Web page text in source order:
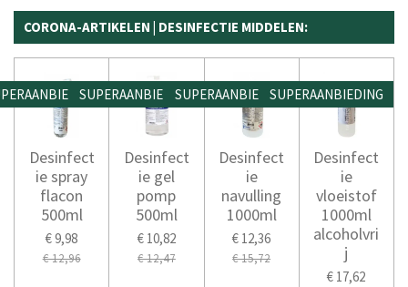
CORONA-ARTIKELEN | DESINFECTIE MIDDELEN:
Desinfect
ie spray
flacon
500ml
€ 9,98
€ 12,96
SUPERAANBIEDING
Desinfect
ie gel
pomp
500ml
€ 10,82
€ 12,47
SUPERAANBIEDING
Desinfect
ie
navulling
1000ml
€ 12,36
€ 15,72
SUPERAANBIEDING
Desinfect
ie
vloeistof
1000ml
alcoholvri
j
€ 17,62